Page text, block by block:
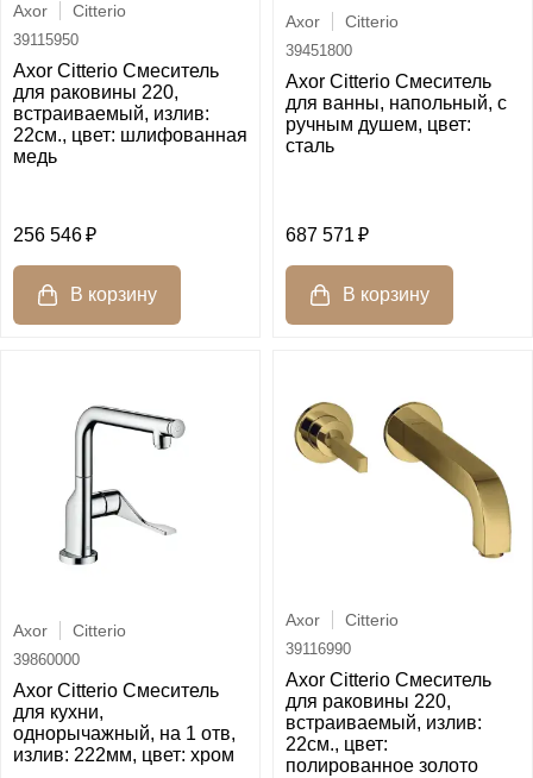
Axor Citterio
39115950
Axor Citterio Смеситель
для раковины 220,
встраиваемый, излив:
22см., цвет: шлифованная
медь
256 546
Axor Citterio
39451800
Axor Citterio Смеситель
для ванны, напольный, с
ручным душем, цвет:
сталь
687 571
Axor Citterio
39860000
Axor Citterio Смеситель
для кухни,
однорычажный, на 1 отв,
излив: 222мм, цвет: хром
Axor Citterio
39116990
Axor Citterio Смеситель
для раковины 220,
встраиваемый, излив:
22см., цвет:
полированное золото